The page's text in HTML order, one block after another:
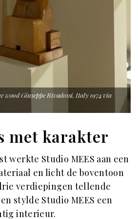
Giuseppe Rivadossi, Italy 1974 via
met karakter
werkte Studio MEES aan een
en licht de boventoon
verdiepingen tellende
stylde Studio MEES een
interieur.